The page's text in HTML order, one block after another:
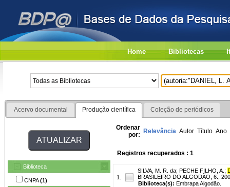
Home Bibliotecas
Acervo documental Produção científica Coleção de periódicos
Biblioteca
CNPA(1)
Ordenar
por: Relevância Autor Título Ano
Registros recuperados : 1
1.
SILVA, M. R. da; PECHE FILHO, A. ;
BRASILEIRO DO ALGODÃO, 6.,
Biblioteca(s): Embrapa Algodão.